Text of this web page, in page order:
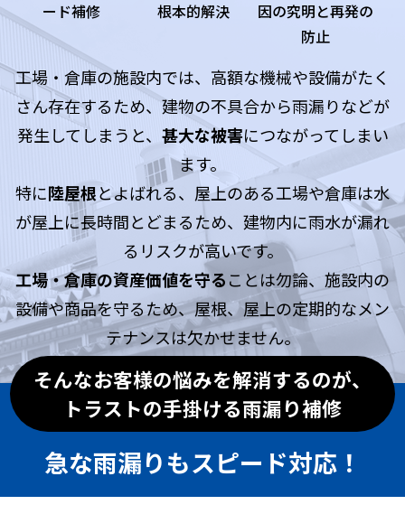
ード補修
根本的解決
因の究明と再発の
防止
工場・倉庫の施設内では、高額な機械や設備がたく
さん存在するため、建物の不具合から雨漏りなどが
発生してしまうと、 甚大な被害につながってしまい
ます。
特に陸屋根とよばれる、屋上のある工場や倉庫は水
が屋上に長時間とどまるため、建物内に雨水が漏れ
るリスクが高いです。
工場・倉庫の資産価値を守ることは勿論、施設内の
設備や商品を守るため、屋根、屋上の定期的なメン
テナンスは欠かせません。
そんなお客様の悩みを解消するのが、
トラストの手掛ける雨漏り補修
急な雨漏りもスピード対応！